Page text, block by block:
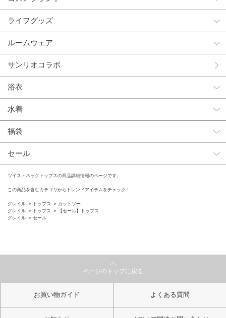
ライフグッズ
ルームウェア
サンリオコラボ
浴衣
水着
福袋
セール
ツイストネックトップスの商品詳細情報のページです。
この商品を含むカテゴリからトレンドアイテムをチェック！
グレイル トップス
カットソー
グレイル
トップス
【セール】トップス
グレイル
セール
ページのトップに戻る
お買い物ガイド よくある質問